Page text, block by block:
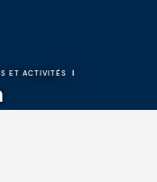
ET ACTIVITÉS |